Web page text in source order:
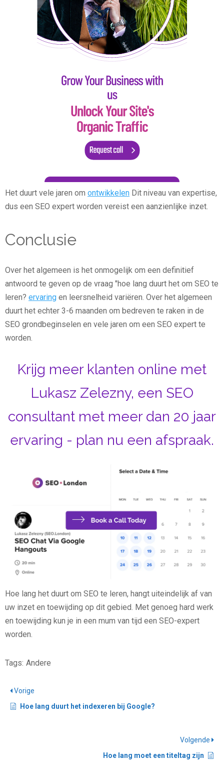
Het duurt vele jaren om ontwikkelen Dit niveau van expertise,
dus een SEO expert worden vereist een aanzienlijke inzet.
Conclusie
Over het algemeen is het onmogelijk om een definitief
antwoord te geven op de vraag "hoe lang duurt het om SEO te
leren? ervaring en leersnelheid variëren. Over het algemeen
duurt het echter 3-6 maanden om bedreven te raken in de
SEO grondbeginselen en vele jaren om een SEO expert te
worden.
Krijg meer klanten online met
Lukasz Zelezny, een SEO
consultant met meer dan 20 jaar
ervaring - plan nu een afspraak.
Hoe lang het duurt om SEO te leren, hangt uiteindelijk af van
uw inzet en toewijding op dit gebied. Met genoeg hard werk
en toewijding kun je in een mum van tijd een SEO-expert
worden.
Tags: Andere
Vorige
Hoe lang duurt het indexeren bij Google?
Volgende
Hoe lang moet een titeltag zijn